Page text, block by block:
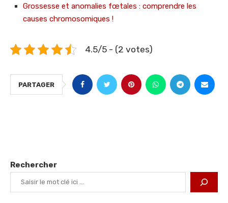
Grossesse et anomalies fœtales : comprendre les
causes chromosomiques !
4.5/5 - (2 votes)
PARTAGER
Rechercher